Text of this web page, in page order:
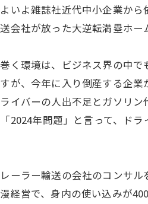
いよ雑誌社近代中小企業から
会社が放った大逆転満塁ホー
く環境は、ビジネス界の中
が、今年に入り倒産する企業
イバーの人出不足とガソリ
2024年問題」と言って、ド
ーラー輸送の会社のコンサル
経営で、身内の使い込みが